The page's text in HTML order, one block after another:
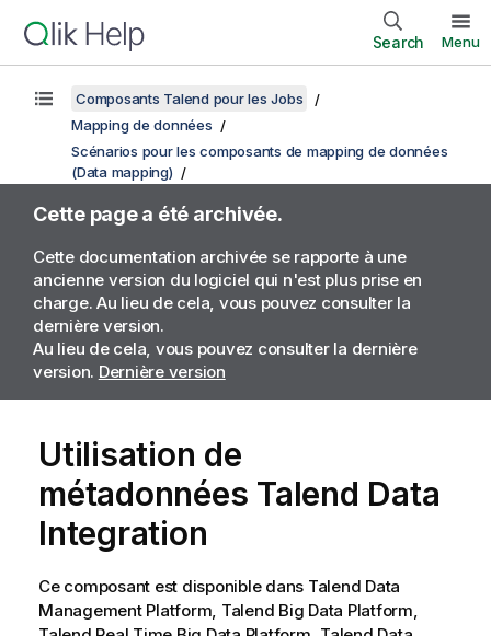
Search Menu
Composants Talend pour les Jobs
Mapping de données
Scénarios pour les composants de mapping de données
(Data mapping)
Cette page a été archivée.
Cette documentation archivée se rapporte à une
ancienne version du logiciel qui n'est plus prise en
charge. Au lieu de cela, vous pouvez consulter la
dernière version.
Au lieu de cela, vous pouvez consulter la dernière
version. Dernière version
Utilisation de
métadonnées Talend Data
Integration
Ce composant est disponible dans Talend Data
Management Platform, Talend Big Data Platform,